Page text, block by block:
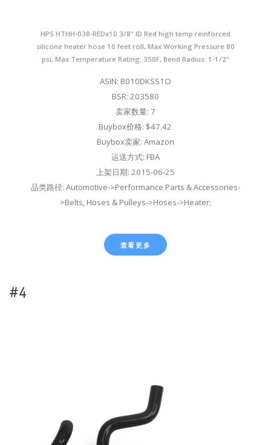
HPS HTHH-038-REDx10 3/8" ID Red high temp reinforced
silicone heater hose 10 feet roll, Max Working Pressure 80
psi, Max Temperature Rating: 350F, Bend Radius: 1-1/2"
ASIN: B010DKSS1O
BSR: 203580
卖家数量: 7
Buybox价格: $47.42
Buybox卖家: Amazon
运送方式: FBA
上架日期: 2015-06-25
品类路径: Automotive->Performance Parts & Accessories-
>Belts, Hoses & Pulleys->Hoses->Heater;
查看更多
#4